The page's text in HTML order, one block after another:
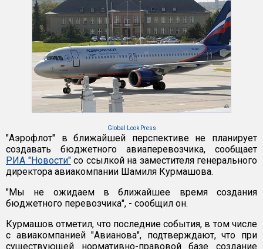
Global Look Press
"Аэрофлот" в ближайшей перспективе не планирует
создавать бюджетного авиаперевозчика, сообщает
РИА "Новости"со ссылкой на заместителя генерального
директора авиакомпании Шамиля Курмашова.
"Мы не ожидаем в ближайшее время создания
бюджетного перевозчика", - сообщил он.
Курмашов отметил, что последние события, в том числе
с авиакомпанией "Авианова", подтверждают, что при
существующей нормативно-правовой базе создание